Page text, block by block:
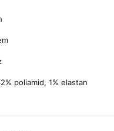
poliamid, 1% elastan